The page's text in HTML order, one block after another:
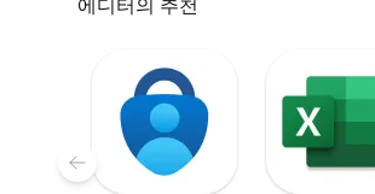
에디터의 추천